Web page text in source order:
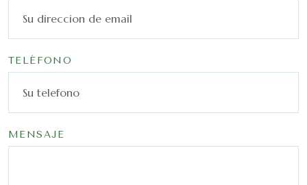
TELÉFONO
MENSAJE